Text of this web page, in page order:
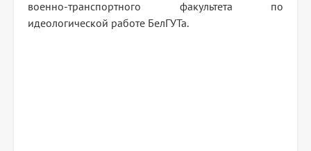
военно-транспортного факультета по
идеологической работе БелГУТа.